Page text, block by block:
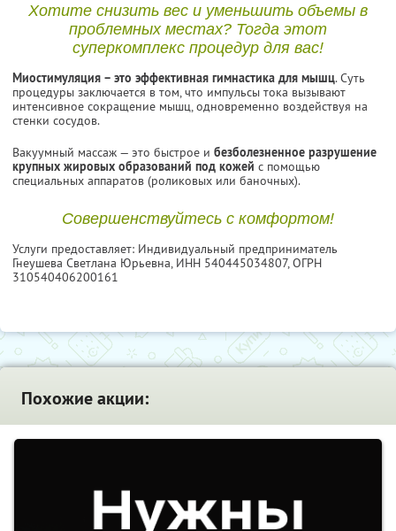
Хотите снизить вес и уменьшить объемы в
проблемных местах? Тогда этот
суперкомплекс процедур для вас!
Миостимуляция – это эффективная гимнастика для мышц. Суть
процедуры заключается в том, что импульсы тока вызывают
интенсивное сокращение мышц, одновременно воздействуя на
стенки сосудов.
Вакуумный массаж — это быстрое и безболезненное разрушение
крупных жировых образований под кожей с помощью
специальных аппаратов (роликовых или баночных).
Совершенствуйтесь с комфортом!
Услуги предоставляет: Индивидуальный предприниматель
Гнеушева Светлана Юрьевна, ИНН 540445034807, ОГРН
310540406200161
Похожие акции: